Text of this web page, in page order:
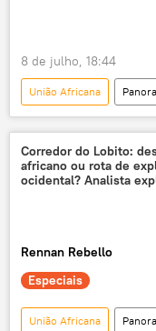
8 de julho, 18:44
União Africana
Rússia
Sergei
África
Corredor do Lobito:
africano ou rota de
ocidental? Analista
Rennan Rebello
Especiais
União Africana